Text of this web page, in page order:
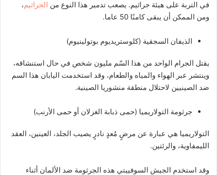
في التربة على هيئة جراثيم. يصعب تدمير هذا النوع من الجراثيم،
ومن الممكن أن يبقى كامنًا 50 عاما.
الذيفان السجقية (كلوستريديوم بوتولينيوم)
يقتل الجرام الواحد من هذا السّم مليون شخص في حال استنشاقه،
وينتشر عبر الهواء والمياه والطعام، وقد استخدمت اليابان هذا السم
ضد الصينيين لاحتلال منطقة منشوريا الصينية.
جرثومة التولاريميا (حمى ذبابة الغزلان أو حمى الأرنب)
التولاريميا هي عبارة عن مرضٍ مُعدٍ نادرٍ يصيب الجلد، العينين، العقد
الليمفاوية، والرئتين.
وقد استخدم الجيش السوفييتي هذه الجرثومة ضد الألمان أثناء